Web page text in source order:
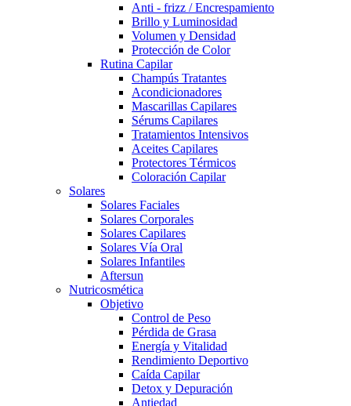
Anti - frizz / Encrespamiento
Brillo y Luminosidad
Volumen y Densidad
Protección de Color
Rutina Capilar
Champús Tratantes
Acondicionadores
Mascarillas Capilares
Sérums Capilares
Tratamientos Intensivos
Aceites Capilares
Protectores Térmicos
Coloración Capilar
Solares
Solares Faciales
Solares Corporales
Solares Capilares
Solares Vía Oral
Solares Infantiles
Aftersun
Nutricosmética
Objetivo
Control de Peso
Pérdida de Grasa
Energía y Vitalidad
Rendimiento Deportivo
Caída Capilar
Detox y Depuración
Antiedad